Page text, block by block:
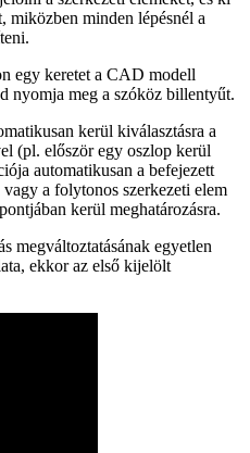
miközben minden lépésnél a
egy keretet a CAD modell
nyomja meg a szóköz billentyűt.
kerül kiválasztásra a
(pl. először egy oszlop kerül
automatikusan a befejezett
a folytonos szerkezeti elem
kerül meghatározásra.
megváltoztatásának egyetlen
ekkor az első kijelölt